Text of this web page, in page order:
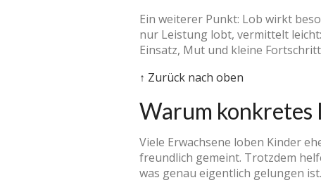
Ein weiterer Punkt: Lob wirkt
nur Leistung lobt, vermittelt
Einsatz, Mut und kleine
↑ Zurück nach oben
Warum konkretes
Viele Erwachsene loben Kinder
freundlich gemeint. Trotzdem
was genau eigentlich gelungen